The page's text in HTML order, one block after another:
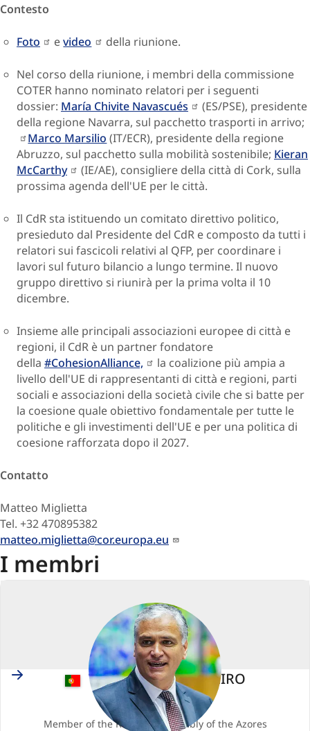
Contesto
Foto evideo della riunione.
Nel corso della riunione, i membri della commissione
COTER hanno nominato relatori per i seguenti
dossier: María Chivite Navascués
(ES/PSE), presidente
della regione Navarra, sul pacchetto trasporti in arrivo;
Marco Marsilio (IT/ECR), presidente della regione
Abruzzo, sul pacchetto sulla mobilità sostenibile; Kieran
McCarthy
(IE/AE), consigliere della città di Cork, sulla
prossima agenda dell'UE per le città.
Il CdR sta istituendo un comitato direttivo politico,
presieduto dal Presidente del CdR e composto da tutti i
relatori sui fascicoli relativi al QFP, per coordinare i
lavori sul futuro bilancio a lungo termine. Il nuovo
gruppo direttivo si riunirà per la prima volta il 10
dicembre.
Insieme alle principali associazioni europee di città e
regioni, il CdR è un partner fondatore
della #CohesionAlliance,
la coalizione più ampia a
livello dell'UE di rappresentanti di città e regioni, parti
sociali e associazioni della società civile che si batte per
la coesione quale obiettivo fondamentale per tutte le
politiche e gli investimenti dell'UE e per una politica di
coesione rafforzata dopo il 2027.
Contatto
Matteo Miglietta
Tel. +32 470895382
matteo.miglietta@cor.europa.eu
I membri
Portugal
Vasco ALVES CORDEIRO
Membro
Member of the Regional Assembly of the Azores